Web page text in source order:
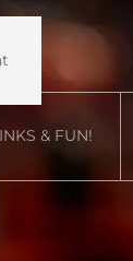
& FUN!